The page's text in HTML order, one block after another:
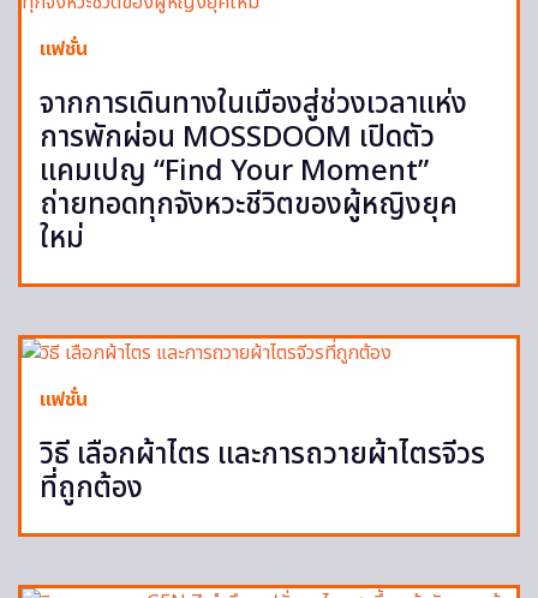
แฟชั่น
จากการเดินทางในเมืองสู่ช่วงเวลาแห่ง
การพักผ่อน MOSSDOOM เปิดตัว
แคมเปญ “Find Your Moment”
ถ่ายทอดทุกจังหวะชีวิตของผู้หญิงยุค
ใหม่
แฟชั่น
วิธี เลือกผ้าไตร และการถวายผ้าไตรจีวร
ที่ถูกต้อง